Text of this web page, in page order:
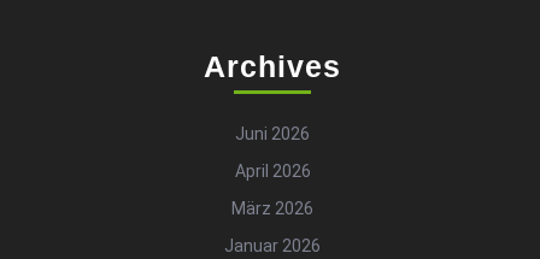
Archives
Juni 2026
April 2026
März 2026
Januar 2026